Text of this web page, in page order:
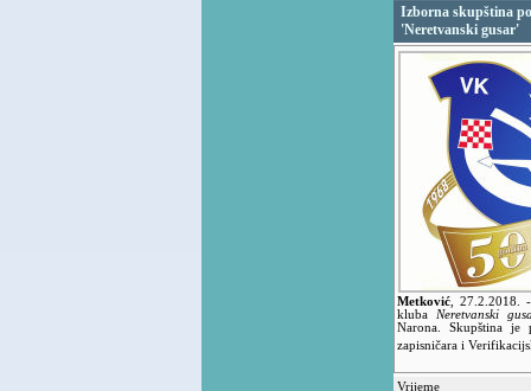
Izborna skupština
'Neretvanski gusar'
Metković ,27.2.2018.
kluba Neretvanski
Narona. Skupština je
zapisničara i
Vrijeme